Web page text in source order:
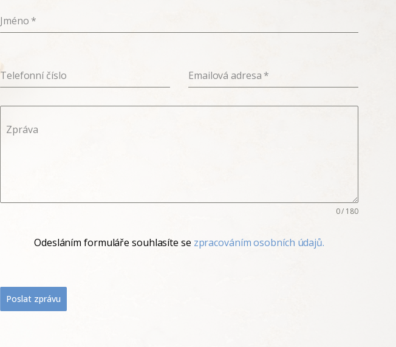
Jméno *
Telefonní číslo Emailová adresa *
Zpráva
0 / 180
Odesláním formuláře souhlasíte se zpracováním osobních údajů.
Poslat zprávu